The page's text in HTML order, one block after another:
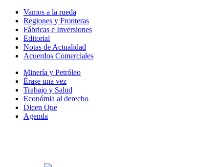
Vamos a la rueda
Regiones y Fronteras
Fábricas e Inversiones
Editorial
Notas de Actualidad
Acuerdos Comerciales
Minería y Petróleo
Érase una vez
Trabajo y Salud
Económia al derecho
Dicen Que
Agenda